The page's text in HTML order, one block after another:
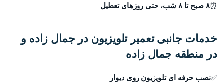
⏰۸ صبح تا ۸ شب، حتی روزهای تعطیل
خدمات جانبی تعمیر تلویزیون در جمال زاده و
در منطقه جمال زاده
✅نصب حرفه ای تلویزیون روی دیوار